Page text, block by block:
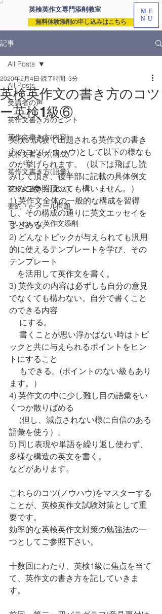
英検英作文専門添削教室
無料体験添削の申し込みはこちら
ME
NU
記事
All Posts
受講者の声
英作文書き方のヒント
英作文書き方(内容)
英作文書き方(構成)
英作文書き方(語彙)
英作文書き方(文法)
要約・e-メール問題
ていねいな英作文添削
All Posts
英検英作文の書き方のコツ
ー英検1級⑥
2020年2月4日 読了時間: 3分
英検の試験で出題される英作文の書き
方のコツ(ノウハウ)として以下の様なも
のが挙げられます。（以下は飛ばし読
みして頂き、後半部に記載の具体例文
のみご参照頂いても構いません。）
1) 英作文全体の一般的な構成を習得
し、その構成の通りに英文エッセイを
まとめる。
2) どんなトピックが与えられても汎用
的に使えるテンプレートを学び、その
テンプレート
を活用して英作文を書く。
3) 英作文の内容は必ずしも自分の意見
でなくても構わない。自分で書くこと
のできる内容
にする。
ックと共に与えられるポイントをヒン
トにすること
もできる。(ポイントのない級もあり
ます。）
4) 英作文の中に少し難し目の語彙をい
くつか散りばめる
(但し、減点されない様に自信のある
語彙を使う）。
5) 同じ表現や単語を繰り返し使わず、
多様な構造の英文を書く。
などがあります。
これらのコツ(ノウハウ)をマスターする
ことが、英検英作文試験対策として重
要です。
効率的な英検英作文対策の勉強法の一
つとしてご参照下さい。
十数回にわたり、英検1級に焦点を当て
て、英作文の書き方を記していきま
す。